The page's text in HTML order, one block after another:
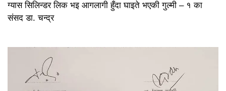
ग्यास सिलिन्डर लिक भइ आगलागी हुँदा घाइते भएकी गुल्मी – १ का
संसद डा. चन्द्र